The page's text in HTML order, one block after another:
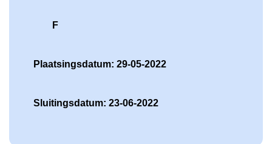
F
Plaatsingsdatum: 29-05-2022
Sluitingsdatum: 23-06-2022